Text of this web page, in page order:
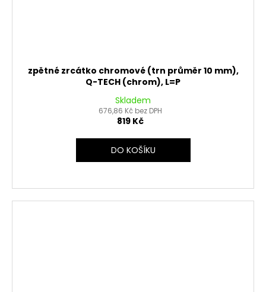
zpětné zrcátko chromové (trn průměr 10 mm),
Q-TECH (chrom), L=P
Skladem
676,86 Kč bez DPH
819 Kč
DO KOŠÍKU